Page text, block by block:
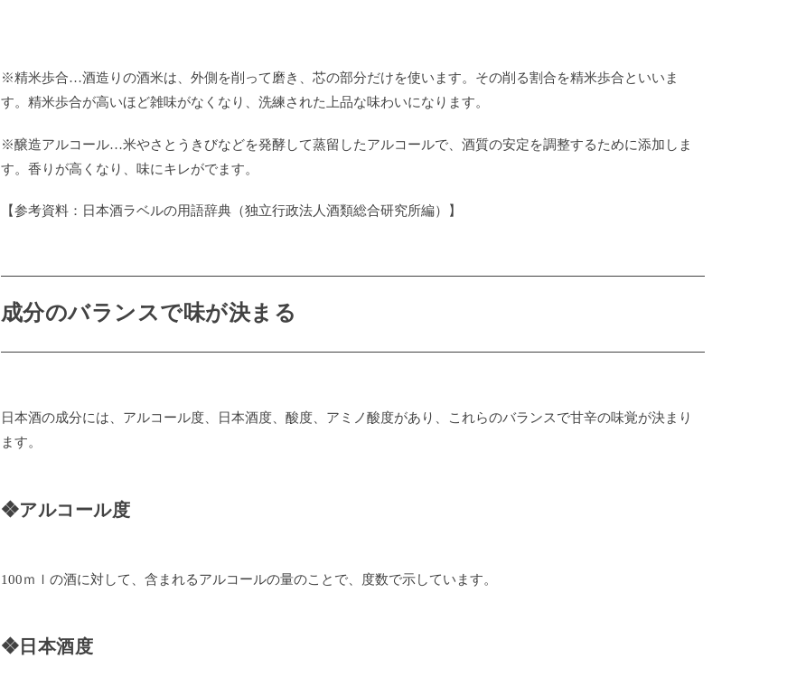
※精米歩合…酒造りの酒米は、外側を削って磨き、芯の部分だけを使います。その削る割合を精米歩合といいま
す。精米歩合が高いほど雑味がなくなり、洗練された上品な味わいになります。
※醸造アルコール…米やさとうきびなどを発酵して蒸留したアルコールで、酒質の安定を調整するために添加しま
す。香りが高くなり、味にキレがでます。
【参考資料：日本酒ラベルの用語辞典（独立行政法人酒類総合研究所編）】
成分のバランスで味が決まる
日本酒の成分には、アルコール度、日本酒度、酸度、アミノ酸度があり、これらのバランスで甘辛の味覚が決まり
ます。
❖アルコール度
100ｍｌの酒に対して、含まれるアルコールの量のことで、度数で示しています。
❖日本酒度